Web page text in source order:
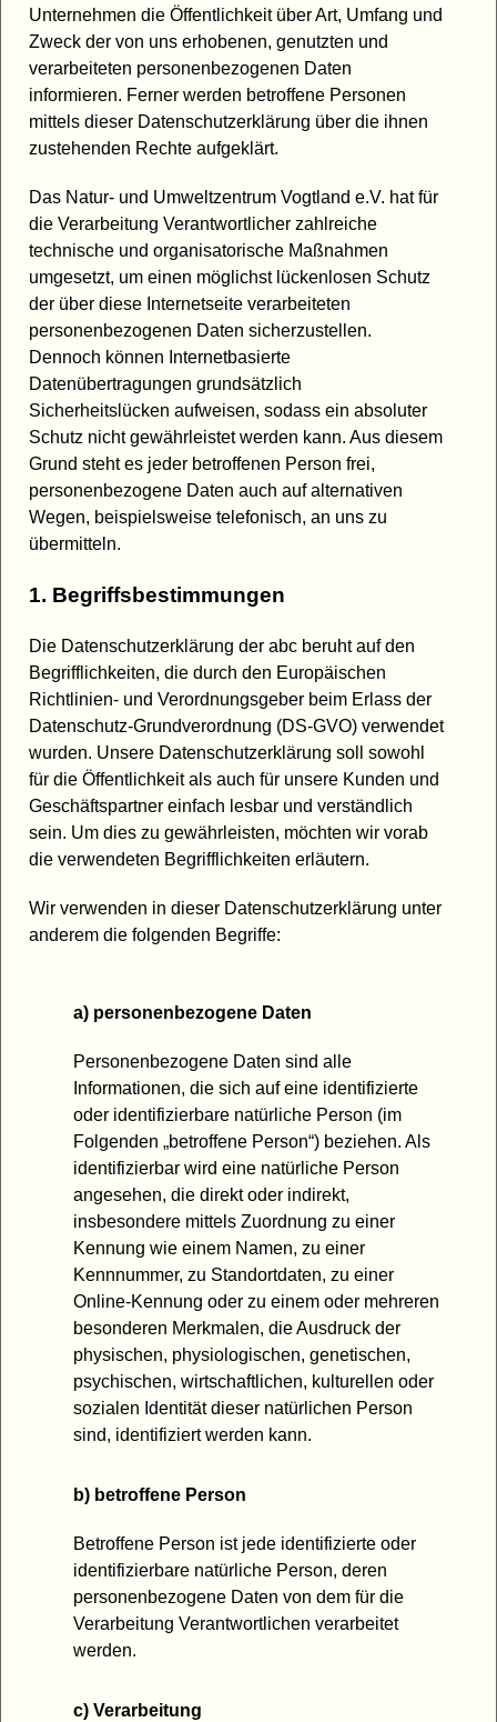
Unternehmen die Öffentlichkeit über Art, Umfang und
Zweck der von uns erhobenen, genutzten und
verarbeiteten personenbezogenen Daten
informieren. Ferner werden betroffene Personen
mittels dieser Datenschutzerklärung über die ihnen
zustehenden Rechte aufgeklärt.
Das Natur- und Umweltzentrum Vogtland e.V. hat für
die Verarbeitung Verantwortlicher zahlreiche
technische und organisatorische Maßnahmen
umgesetzt, um einen möglichst lückenlosen Schutz
der über diese Internetseite verarbeiteten
personenbezogenen Daten sicherzustellen.
Dennoch können Internetbasierte
Datenübertragungen grundsätzlich
Sicherheitslücken aufweisen, sodass ein absoluter
Schutz nicht gewährleistet werden kann. Aus diesem
Grund steht es jeder betroffenen Person frei,
personenbezogene Daten auch auf alternativen
Wegen, beispielsweise telefonisch, an uns zu
übermitteln.
1. Begriffsbestimmungen
Die Datenschutzerklärung der abc beruht auf den
Begrifflichkeiten, die durch den Europäischen
Richtlinien- und Verordnungsgeber beim Erlass der
Datenschutz-Grundverordnung (DS-GVO) verwendet
wurden. Unsere Datenschutzerklärung soll sowohl
für die Öffentlichkeit als auch für unsere Kunden und
Geschäftspartner einfach lesbar und verständlich
sein. Um dies zu gewährleisten, möchten wir vorab
die verwendeten Begrifflichkeiten erläutern.
Wir verwenden in dieser Datenschutzerklärung unter
anderem die folgenden Begriffe:
a) personenbezogene Daten
Personenbezogene Daten sind alle
Informationen, die sich auf eine identifizierte
oder identifizierbare natürliche Person (im
Folgenden „betroffene Person“) beziehen. Als
identifizierbar wird eine natürliche Person
angesehen, die direkt oder indirekt,
insbesondere mittels Zuordnung zu einer
Kennung wie einem Namen, zu einer
Kennnummer, zu Standortdaten, zu einer
Online-Kennung oder zu einem oder mehreren
besonderen Merkmalen, die Ausdruck der
physischen, physiologischen, genetischen,
psychischen, wirtschaftlichen, kulturellen oder
sozialen Identität dieser natürlichen Person
sind, identifiziert werden kann.
b) betroffene Person
Betroffene Person ist jede identifizierte oder
identifizierbare natürliche Person, deren
personenbezogene Daten von dem für die
Verarbeitung Verantwortlichen verarbeitet
werden.
c) Verarbeitung